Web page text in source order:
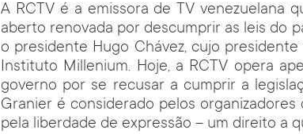
A RCTV é a emissora de TV venezuelana
aberto renovada por descumprir as leis do
o presidente Hugo Chávez, cujo
Instituto Millenium. Hoje, a RCTV opera
governo por se recusar a cumprir a
Granier é considerado pelos
pela liberdade de expressão – um direito a